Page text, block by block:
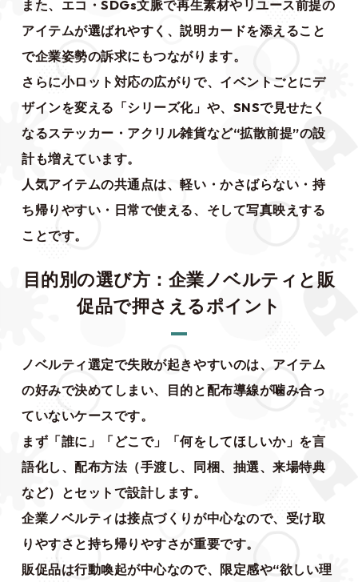
また、エコ・SDGs文脈で再生素材やリユース前提の
アイテムが選ばれやすく、説明カードを添えること
で企業姿勢の訴求にもつながります。
さらに小ロット対応の広がりで、イベントごとにデ
ザインを変える「シリーズ化」や、SNSで見せたく
なるステッカー・アクリル雑貨など“拡散前提”の設
計も増えています。
人気アイテムの共通点は、軽い・かさばらない・持
ち帰りやすい・日常で使える、そして写真映えする
ことです。
目的別の選び方：企業ノベルティと販
促品で押さえるポイント
ノベルティ選定で失敗が起きやすいのは、アイテム
の好みで決めてしまい、目的と配布導線が噛み合っ
ていないケースです。
まず「誰に」「どこで」「何をしてほしいか」を言
語化し、配布方法（手渡し、同梱、抽選、来場特典
など）とセットで設計します。
企業ノベルティは接点づくりが中心なので、受け取
りやすさと持ち帰りやすさが重要です。
販促品は行動喚起が中心なので、限定感や“欲しい理